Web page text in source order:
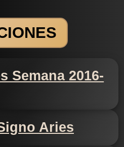
Semana 2016-
Aries